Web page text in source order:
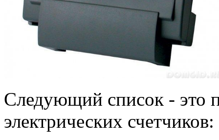
Следующий список - это
электрических счетчиков: